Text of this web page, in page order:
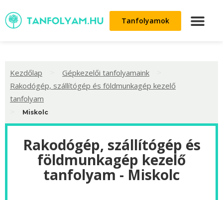
Tanfolyamok
Kezdőlap Gépkezelői tanfolyamaink
Rakodógép, szállítógép és földmunkagép kezelő
tanfolyam
Miskolc
Rakodógép, szállítógép és
földmunkagép kezelő
tanfolyam - Miskolc